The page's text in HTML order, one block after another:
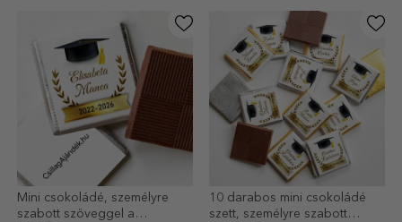
Mini csokoládé, személyre
szabott szöveggel a
10 darabos mini csokoládé
szett, személyre szabott